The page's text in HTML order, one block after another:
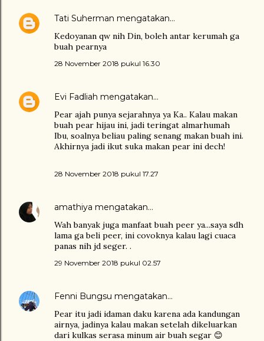
Tati Suherman mengatakan…
Kedoyanan qw nih Din, boleh antar kerumah ga
buah pearnya
28 November 2018 pukul 16.30
Evi Fadliah mengatakan…
Pear ajah punya sejarahnya ya Ka.. Kalau makan
buah pear hijau ini, jadi teringat almarhumah
Ibu, soalnya beliau paling senang makan buah ini.
Akhirnya jadi ikut suka makan pear ini dech!
28 November 2018 pukul 17.27
amathiya mengatakan…
Wah banyak juga manfaat buah peer ya...saya sdh
lama ga beli peer, ini covoknya kalau lagi cuaca
panas nih jd seger. .
29 November 2018 pukul 02.57
Fenni Bungsu mengatakan…
Pear itu jadi idaman daku karena ada kandungan
airnya, jadinya kalau makan setelah dikeluarkan
dari kulkas serasa minum air buah segar 😊